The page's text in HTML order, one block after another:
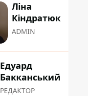
Ліна
Кіндратюк
ADMIN
Едуард
Бакканський
РЕДАКТОР